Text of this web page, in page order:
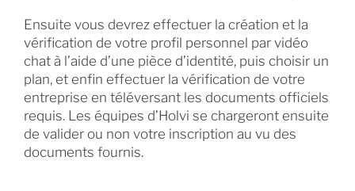
Ensuite vous devrez effectuer la création et la
vérification de votre profil personnel par vidéo
chat à l’aide d’une pièce d’identité, puis choisir un
plan, et enfin effectuer la vérification de votre
entreprise en téléversant les documents officiels
requis. Les équipes d’Holvi se chargeront ensuite
de valider ou non votre inscription au vu des
documents fournis.